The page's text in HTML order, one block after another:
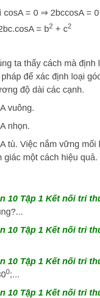
cosA = 0 ⇒ 2bccosA = 0
= b2 + c2
ta thấy cách mà
để xác định loại
độ dài các cạnh.
vuông.
nhọn.
tù. Việc nắm vững
giác một cách hiệu quả.
10 Tập 1 Kết nối tri
10 Tập 1 Kết nối tri
10 Tập 1 Kết nối tri
0;...
10 Tập 1 Kết nối tri